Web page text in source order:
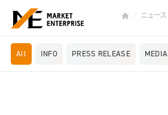
ニュース
All INFO PRESS RELEASE MEDIA